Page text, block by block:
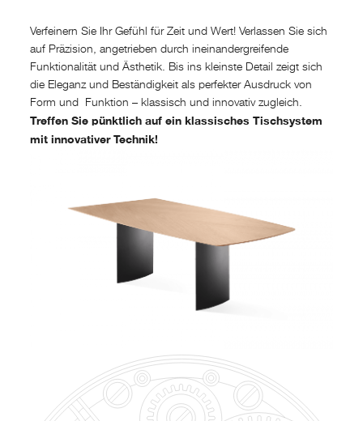
Verfeinern Sie Ihr Gefühl für Zeit und Wert! Verlassen Sie sich
auf Präzision, angetrieben durch ineinandergreifende
Funktionalität und Ästhetik. Bis ins kleinste Detail zeigt sich
die Eleganz und Beständigkeit als perfekter Ausdruck von
Form und
Funktion – klassisch und innovativ zugleich.
Treffen Sie pünktlich auf ein klassisches Tischsystem
mit innovativer Technik!